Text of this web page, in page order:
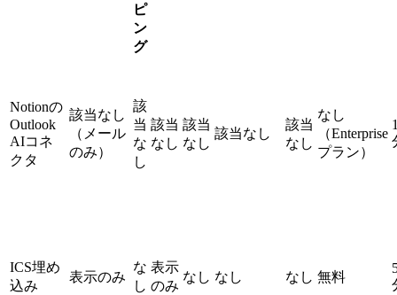
ピ
ン
グ
Notionの
Outlook
AIコネ
クタ
該当なし
（メール
のみ）
該
当
な
し
該当
なし
該当
なし
該当なし
該当
なし
なし
（Enterprise
プラン）
ICS埋め
込み
表示のみ
な
し
表示
のみ
なし なし なし 無料